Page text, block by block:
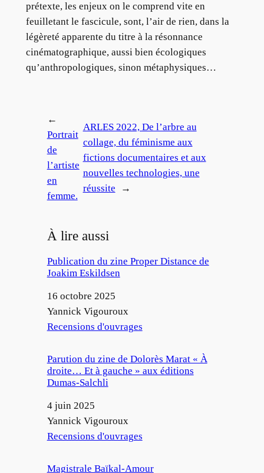
prétexte, les enjeux on le comprend vite en
feuilletant le fascicule, sont, l’air de rien, dans la
légèreté apparente du titre à la résonnance
cinématographique, aussi bien écologiques
qu’anthropologiques, sinon métaphysiques…
←
Portrait
de
l’artiste
en
femme.
ARLES 2022, De l’arbre au
collage, du féminisme aux
fictions documentaires et aux
nouvelles technologies, une
réussite
→
À lire aussi
Publication du zine Proper Distance de
Joakim Eskildsen
Date
16 octobre 2025
Auteur
Yannick Vigouroux
Par rapport à
Recensions d'ouvrages
Parution du zine de Dolorès Marat « À
droite… Et à gauche » aux éditions
Dumas-Salchli
Date
4 juin 2025
Auteur
Yannick Vigouroux
Par rapport à
Recensions d'ouvrages
Magistrale Baïkal-Amour